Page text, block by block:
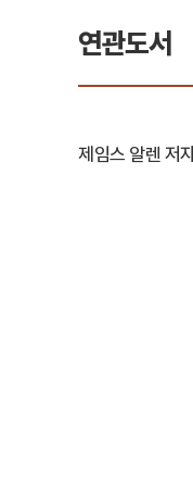
연관도서
제임스 알렌 저